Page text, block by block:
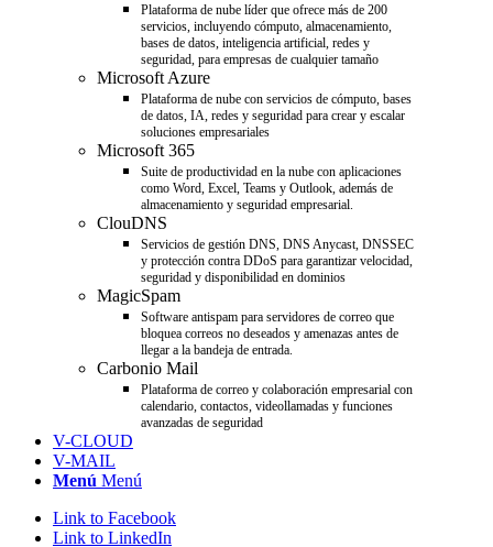
Plataforma de nube líder que ofrece más de 200
servicios, incluyendo cómputo, almacenamiento,
bases de datos, inteligencia artificial, redes y
seguridad, para empresas de cualquier tamaño
Microsoft Azure
Plataforma de nube con servicios de cómputo, bases
de datos, IA, redes y seguridad para crear y escalar
soluciones empresariales
Microsoft 365
Suite de productividad en la nube con aplicaciones
como Word, Excel, Teams y Outlook, además de
almacenamiento y seguridad empresarial.
ClouDNS
Servicios de gestión DNS, DNS Anycast, DNSSEC
y protección contra DDoS para garantizar velocidad,
seguridad y disponibilidad en dominios
MagicSpam
Software antispam para servidores de correo que
bloquea correos no deseados y amenazas antes de
llegar a la bandeja de entrada.
Carbonio Mail
Plataforma de correo y colaboración empresarial con
calendario, contactos, videollamadas y funciones
avanzadas de seguridad
V-CLOUD
V-MAIL
Menú Menú
Link to Facebook
Link to LinkedIn